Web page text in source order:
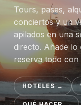
Tours, pases,
conciertos y un
apilados en una
directo. Añade lo
reserva todo con
HOTELES→